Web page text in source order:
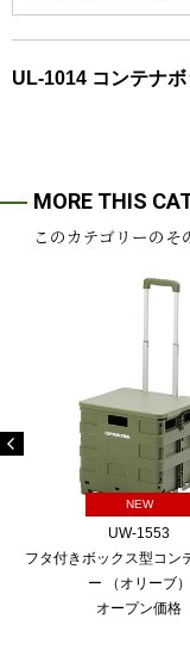
UL-1014 コンテナ
MORE THIS
このカテゴリーのそ
NEW
UW-1553
フタ付きボックス型コン
ー （オリーブ）
オープン価格